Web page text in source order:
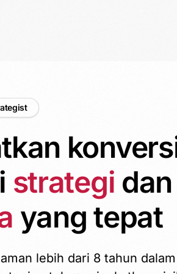
strategi dan
yang tepat
lebih dari 8 tahun dalam